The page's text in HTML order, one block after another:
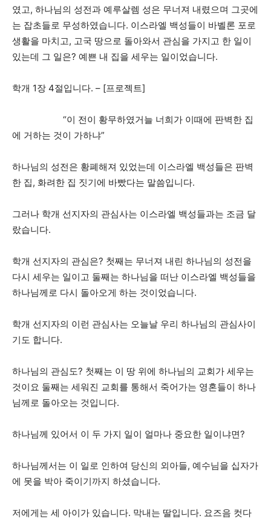
였고, 하나님의 성전과 예루살렘 성은 무너져 내렸으며 그곳에
는 잡초들로 무성하였습니다. 이스라엘 백성들이 바벨론 포로
생활을 마치고, 고국 땅으로 돌아와서 관심을 가지고 한 일이
있는데 그 일은? 예쁜 내 집을 세우는 일이었습니다.
학개 1장 4절입니다. – [프로젝트]
“이 전이 황무하였거늘 너희가 이때에 판벽한 집
에 거하는 것이 가하냐”
하나님의 성전은 황폐해져 있었는데 이스라엘 백성들은 판벽
한 집, 화려한 집 짓기에 바빴다는 말씀입니다.
그러나 학개 선지자의 관심사는 이스라엘 백성들과는 조금 달
랐습니다.
학개 선지자의 관심은? 첫째는 무너져 내린 하나님의 성전을
다시 세우는 일이고 둘째는 하나님을 떠난 이스라엘 백성들을
하나님께로 다시 돌아오게 하는 것이었습니다.
학개 선지자의 이런 관심사는 오늘날 우리 하나님의 관심사이
기도 합니다.
하나님의 관심도? 첫째는 이 땅 위에 하나님의 교회가 세우는
것이요 둘째는 세워진 교회를 통해서 죽어가는 영혼들이 하나
님께로 돌아오는 것입니다.
하나님께 있어서 이 두 가지 일이 얼마나 중요한 일이냐면?
하나님께서는 이 일로 인하여 당신의 외아들, 예수님을 십자가
에 못을 박아 죽이기까지 하셨습니다.
저에게는 세 아이가 있습니다. 막내는 딸입니다. 요즈음 컷다